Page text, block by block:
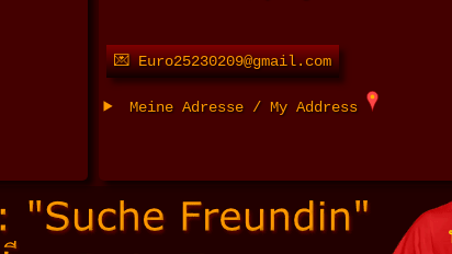
💌 Euro25230209@gmail.com
Meine Adresse / My Address